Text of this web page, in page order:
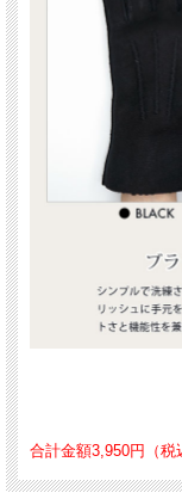
合計金額3,950円（